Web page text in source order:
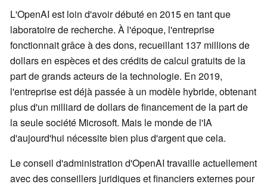
L'OpenAI est loin d'avoir débuté en 2015 en tant que
laboratoire de recherche. À l'époque, l'entreprise
fonctionnait grâce à des dons, recueillant 137 millions de
dollars en espèces et des crédits de calcul gratuits de la
part de grands acteurs de la technologie. En 2019,
l'entreprise est déjà passée à un modèle hybride, obtenant
plus d'un milliard de dollars de financement de la part de
la seule société Microsoft. Mais le monde de l'IA
d'aujourd'hui nécessite bien plus d'argent que cela.
Le conseil d'administration d'OpenAI travaille actuellement
avec des conseillers juridiques et financiers externes pour